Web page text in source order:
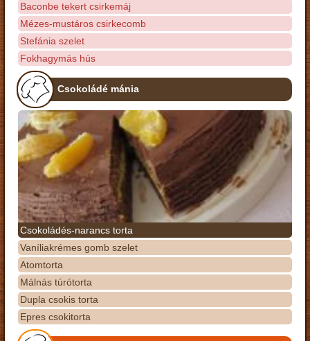
Baconbe tekert csirkemáj
Mézes-mustáros csirkecomb
Stefánia szelet
Fokhagymás hús
Csokoládé mánia
Csokoládés-narancs torta
Vaníliakrémes gomb szelet
Atomtorta
Málnás túrótorta
Dupla csokis torta
Epres csokitorta